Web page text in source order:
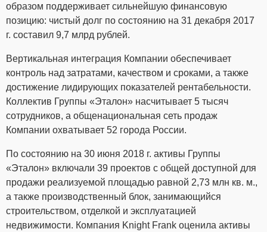
образом поддерживает сильнейшую финансовую
позицию: чистый долг по состоянию на 31 декабря 2017
г. составил 9,7 млрд рублей.
Вертикальная интеграция Компании обеспечивает
контроль над затратами, качеством и сроками, а также
достижение лидирующих показателей рентабельности.
Коллектив Группы «Эталон» насчитывает 5 тысяч
сотрудников, а общенациональная сеть продаж
Компании охватывает 52 города России.
По состоянию на 30 июня 2018 г. активы Группы
«Эталон» включали 39 проектов с общей доступной для
продажи реализуемой площадью равной 2,73 млн кв. м.,
а также производственный блок, занимающийся
строительством, отделкой и эксплуатацией
недвижимости. Компания Knight Frank оценила активы